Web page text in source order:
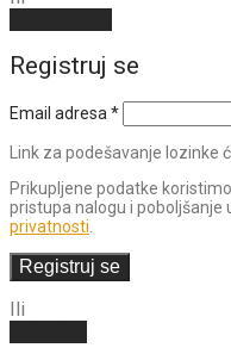
Registruj se
Email adresa *
Link za podešavanje lozinke
Prikupljene podatke
pristupa nalogu i poboljšanje
privatnosti
Registruj se
Ili